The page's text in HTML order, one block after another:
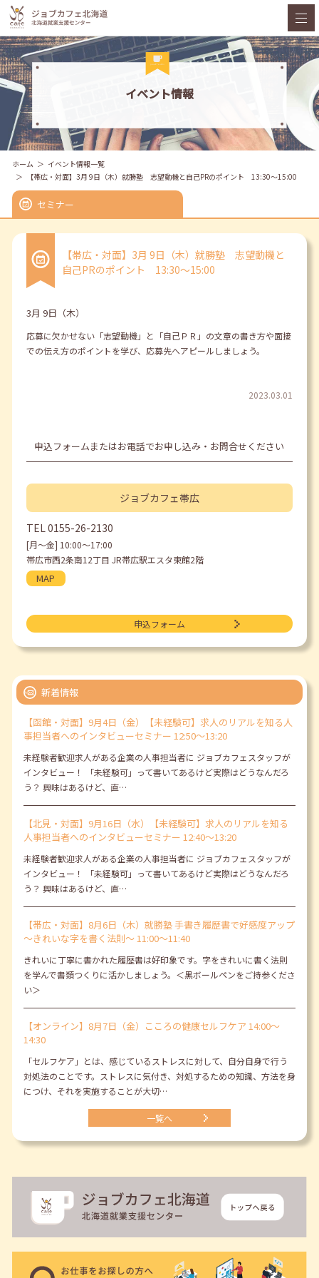
イベント情報
ホーム
イベント情報一覧
【帯広・対面】3月 9日（木）就勝塾 志望動機と自己PRのポイント 13:30～15:00
セミナー
【帯広・対面】3月 9日（木）就勝塾 志望動機と
自己PRのポイント 13:30～15:00
3月 9日（木）
応募に欠かせない「志望動機」と「自己ＰＲ」の文章の書き方や面接
での伝え方のポイントを学び、応募先へアピールしましょう。
2023.03.01
申込フォームまたはお電話でお申し込み・お問合せください
ジョブカフェ帯広
TEL0155-26-2130
[月〜金] 10:00〜17:00
帯広市西2条南12丁目 JR帯広駅エスタ東館2階
MAP
申込フォーム
新着情報
【函館・対面】9月4日（金）【未経験可】求人のリアルを知る人
事担当者へのインタビューセミナー 12:50～13:20
未経験者歓迎求人がある企業の人事担当者に ジョブカフェスタッフが
インタビュー！ 「未経験可」って書いてあるけど実際はどうなんだろ
う？ 興味はあるけど、直…
【北見・対面】9月16日（水）【未経験可】求人のリアルを知る
人事担当者へのインタビューセミナー 12:40～13:20
未経験者歓迎求人がある企業の人事担当者に ジョブカフェスタッフが
インタビュー！ 「未経験可」って書いてあるけど実際はどうなんだろ
う？ 興味はあるけど、直…
【帯広・対面】8月6日（木）就勝塾 手書き履歴書で好感度アップ
～きれいな字を書く法則～ 11:00～11:40
きれいに丁寧に書かれた履歴書は好印象です。字をきれいに書く法則
を学んで書類つくりに活かしましょう。＜黒ボールペンをご持参くださ
い＞
【オンライン】8月7日（金）こころの健康セルフケア 14:00～
14:30
「セルフケア」とは、感じているストレスに対して、自分自身で行う
対処法のことです。ストレスに気付き、対処するための知識、方法を身
につけ、それを実施することが大切…
一覧へ